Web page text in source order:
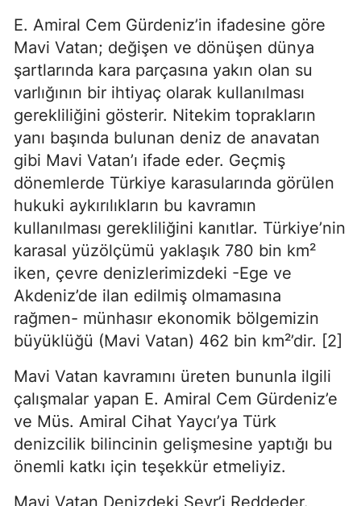
E. Amiral Cem Gürdeniz’in ifadesine göre
Mavi Vatan; değişen ve dönüşen dünya
şartlarında kara parçasına yakın olan su
varlığının bir ihtiyaç olarak kullanılması
gerekliliğini gösterir. Nitekim toprakların
yanı başında bulunan deniz de anavatan
gibi Mavi Vatan’ı ifade eder. Geçmiş
dönemlerde Türkiye karasularında görülen
hukuki aykırılıkların bu kavramın
kullanılması gerekliliğini kanıtlar. Türkiye’nin
karasal yüzölçümü yaklaşık 780 bin km²
iken, çevre denizlerimizdeki -Ege ve
Akdeniz’de ilan edilmiş olmamasına
rağmen- münhasır ekonomik bölgemizin
büyüklüğü (Mavi Vatan) 462 bin km²’dir. [2]
Mavi Vatan kavramını üreten bununla ilgili
çalışmalar yapan E. Amiral Cem Gürdeniz’e
ve Müs. Amiral Cihat Yaycı’ya Türk
denizcilik bilincinin gelişmesine yaptığı bu
önemli katkı için teşekkür etmeliyiz.
Mavi Vatan Denizdeki Sevr’i Reddeder.